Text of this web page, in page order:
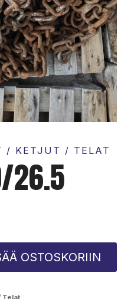
/ KETJUT / TELAT
26.5
OSTOSKORIIN
Telat